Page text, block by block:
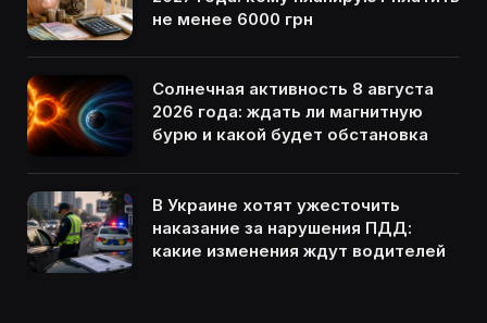
не менее 6000 грн
Солнечная активность 8 августа
2026 года: ждать ли магнитную
бурю и какой будет обстановка
В Украине хотят ужесточить
наказание за нарушения ПДД:
какие изменения ждут водителей